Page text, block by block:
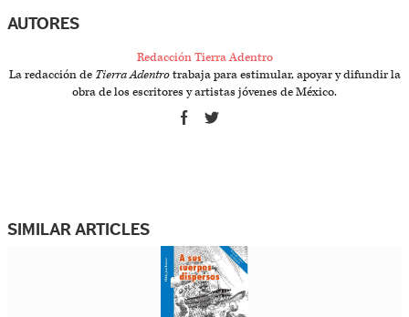
AUTORES
Redacción Tierra Adentro
La redacción de Tierra Adentrotrabaja para estimular, apoyar y difundir la
obra de los escritores y artistas jóvenes de México.
SIMILAR ARTICLES